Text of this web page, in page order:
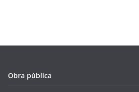
Obra pública